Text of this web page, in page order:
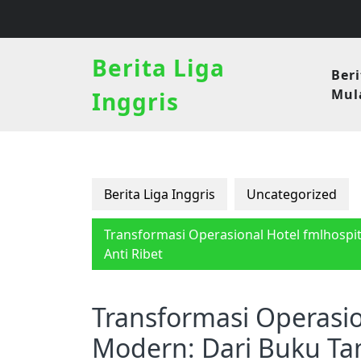
Berita Liga
Inggris
Berita Liga Inggris Uncategorized
Transformasi Operasional Hotel
Anti Ribet
Transformasi
Modern: Dari Buku